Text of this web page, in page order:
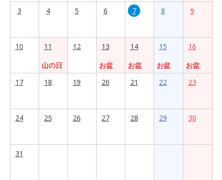
3 4 5 6 7 8 9
10
11
山の日
12
13
お盆
14
お盆
15
お盆
16
お盆
17
18 19 20 21 22 23
24 25 26 27 28 29 30
31